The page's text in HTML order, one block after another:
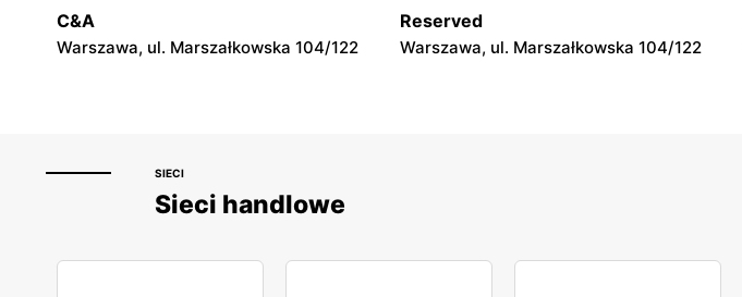
Radom al. Wojska Polskiego 10 Łuków, ul. Siedlecka 15/B
C&A
Warszawa, ul. Marszałkowska 104/122
Reserved
Warszawa, ul. Marszałkowska 104/122
SIECI
Sieci handlowe